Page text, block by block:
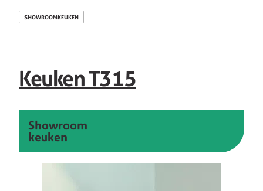
SHOWROOMKEUKEN
Keuken T315
Showroom
keuken